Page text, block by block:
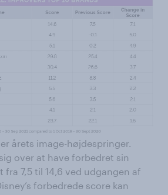
årets image-højdespringer.
over at have forbedret sin
fra 7,5 til 14,6 ved udgangen af
forbedrede score kan